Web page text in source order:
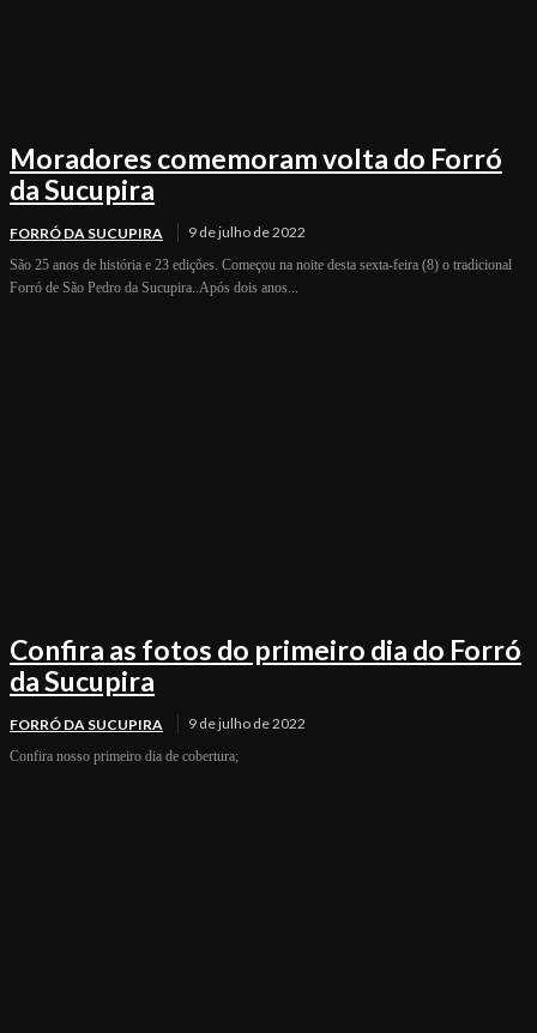
Moradores comemoram volta do Forró
da Sucupira
FORRÓ DA SUCUPIRA 9 de julho de 2022
São 25 anos de história e 23 edições. Começou na noite desta sexta-feira (8) o tradicional
Forró de São Pedro da Sucupira..Após dois anos...
Confira as fotos do primeiro dia do Forró
da Sucupira
FORRÓ DA SUCUPIRA 9 de julho de 2022
Confira nosso primeiro dia de cobertura;